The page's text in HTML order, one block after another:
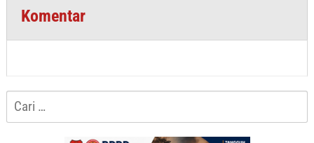
Komentar
Cari
untuk: